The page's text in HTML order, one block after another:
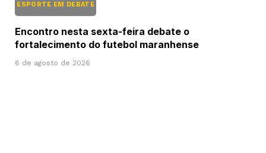
ESPORTE EM DEBATE
Encontro nesta sexta-feira debate o
fortalecimento do futebol maranhense
6 de agosto de 2026